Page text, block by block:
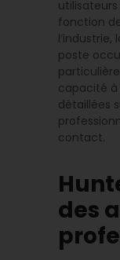
fonction
l’industrie,
poste
capacité
détaillées
contact.
des